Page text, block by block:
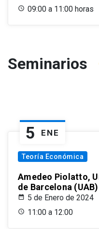
09:00 a 11:00 horas
Seminarios
5 ENE
Teoría Económica
Amedeo Piolatto,
de Barcelona (UAB)
5 de Enero de 2024
11:00 a 12:00